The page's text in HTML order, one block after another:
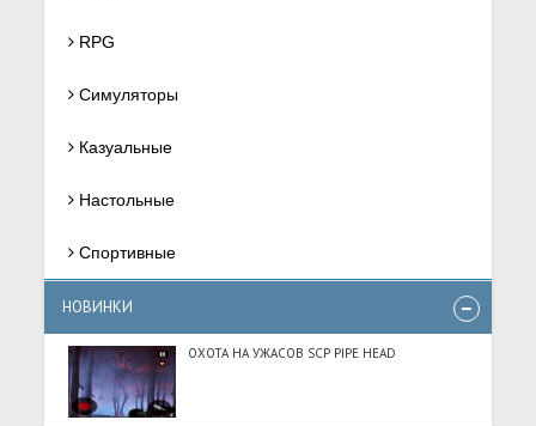
RPG
Симуляторы
Казуальные
Настольные
Спортивные
НОВИНКИ
ОХОТА НА УЖАСОВ SCP PIPE HEAD